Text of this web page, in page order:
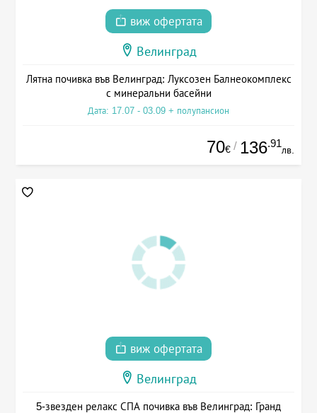
виж офертата
Велинград
Лятна почивка във Велинград: Луксозен Балнеокомплекс
с минеральни басейни
Дата: 17.07 - 03.09 + полупансион
70€ / 136.91
лв.
виж офертата
Велинград
5-звезден релакс СПА почивка във Велинград: Гранд